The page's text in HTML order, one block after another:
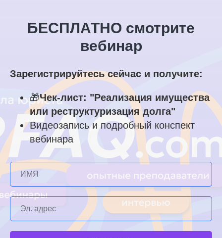
БЕСПЛАТНО смотрите
вебинар
Зарегистрируйтесь сейчас и получите:
🎁Чек-лист: "Реализация имущества
или реструктуризация долга"
Видеозапись и подробный конспект
вебинара